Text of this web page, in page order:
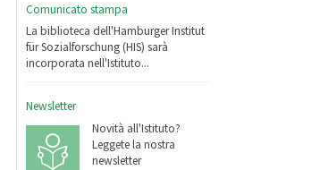
Comunicato stampa
La biblioteca dell'Hamburger Institut
für Sozialforschung (HIS) sarà
incorporata nell'Istituto...
Newsletter
Novità all'Istituto?
Leggete la nostra
newsletter